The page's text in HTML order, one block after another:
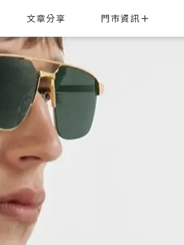
文章分享 門市資訊